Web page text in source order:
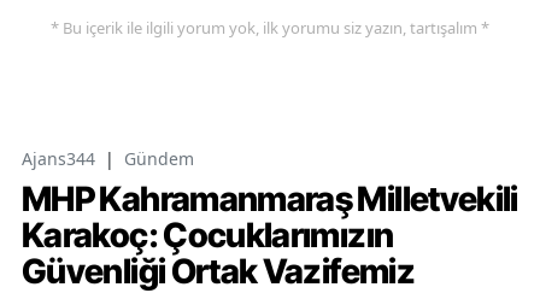
* Bu içerik ile ilgili yorum yok, ilk yorumu siz yazın, tartışalım *
Ajans344 | Gündem
MHP Kahramanmaraş Milletvekili
Karakoç: Çocuklarımızın
Güvenliği Ortak Vazifemiz